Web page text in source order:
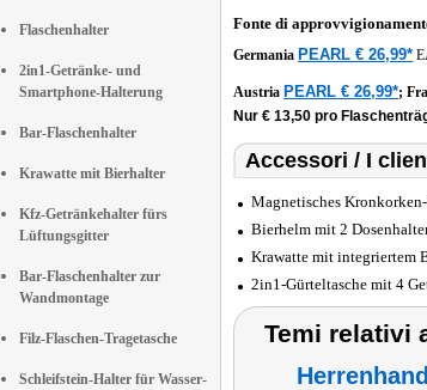
Flaschenhalter
2in1-Getränke- und
Smartphone-Halterung
Bar-Flaschenhalter
Krawatte mit Bierhalter
Kfz-Getränkehalter fürs
Lüftungsgitter
Bar-Flaschenhalter zur
Wandmontage
Filz-Flaschen-Tragetasche
Schleifstein-Halter für Wasser-
Fonte di
Germania PEARL € 26,99*
Austria PEARL € 26,99*;
Nur € 13,50 pro
Accessori / I
Magnetisches
Bierhelm mit 2
Krawatte mit integriertem
2in1-Gürteltasche mit 4
Temi relativi